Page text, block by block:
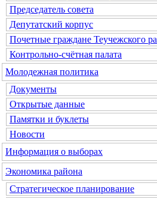
Председатель совета
Депутатский корпус
Почетные граждане Теучежского
Контрольно-счётная палата
Молодежная политика
Документы
Открытые данные
Памятки и буклеты
Новости
Информация о выборах
Экономика района
Стратегическое планирование